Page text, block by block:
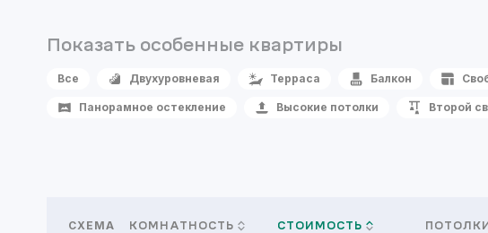
Показать особенные квартиры
Все Двухуровневая Терраса Балкон
Панорамное остекление Высокие потолки Второй
СХЕМА КОМНАТНОСТЬ СТОИМОСТЬ ПОТОЛКИ